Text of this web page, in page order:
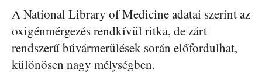
A National Library of Medicine adatai szerint az
oxigénmérgezés rendkívül ritka, de zárt
rendszerű búvármerülések során előfordulhat,
különösen nagy mélységben.